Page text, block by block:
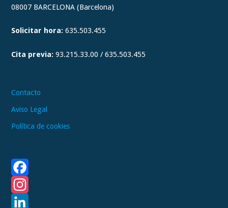
a
r
m
08007 BARCELONA (Barcelona)
Solicitar hora: 635.503.455
Cita previa: 93.215.33.00 / 635.503.455
Contacto
Aviso Legal
Política de cookies
F
a